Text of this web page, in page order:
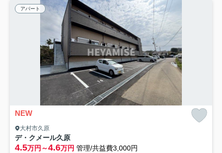
アパート
NEW
大村市久原
デ・クメール久原
4.5万円～4.6万円 管理/共益費3,000円